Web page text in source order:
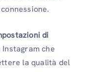
di
Instagram che
la qualità del